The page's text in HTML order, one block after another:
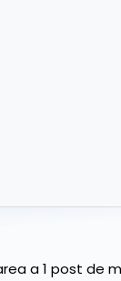
a 1 post de